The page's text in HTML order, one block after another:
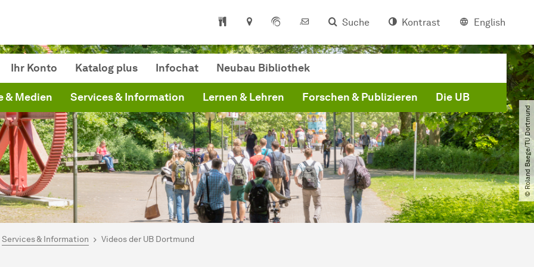
Suche Kontrast English
Ihr Konto Katalog plus Infochat Neubau Bibliothek
& Medien Services & Information Lernen & Lehren Forschen & Publizieren Die UB
© Roland Baege​/​TU Dortmund
hier:
Services & Information Videos der UB Dortmund